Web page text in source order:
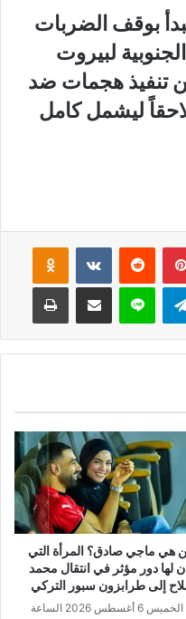
بوقف الضربات
لبيروت
تنفيذ هجمات ضد
ليشمل كامل
بينتيريست
لاين
هي ماجي صادق؟ المرأة التي
لها دور مؤثر في انتقال محمد
إلى طرابزون سبور التركي
الخميس 6 أغسطس 2026 الساعة